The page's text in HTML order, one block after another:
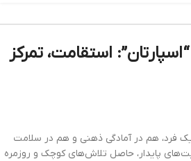
استقامت، تمرکز
یک فرد، هم در آمادگی ذهنی و هم در سلامت
پایدار، حاصل تلاش‌های کوچک و روزمره